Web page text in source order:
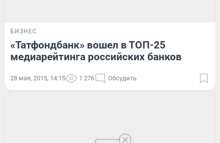
БИЗНЕС
«Татфондбанк» вошел в ТОП-25
медиарейтинга российских банков
28 мая, 2015, 14:15 1 276 Обсудить